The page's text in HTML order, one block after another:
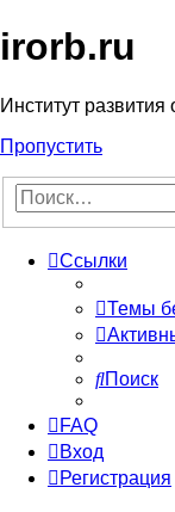
irorb.ru
Институт
Пропустить
Ссылки
Темы
Поиск
FAQ
Вход
Регистрация